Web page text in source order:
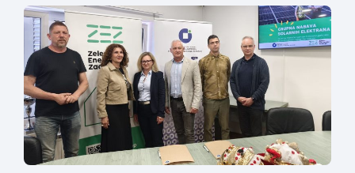
kreditna banka Umag d.d. odobrava članovima Obrtničke
komore Primorsko-goranske županije, a temeljem
Sporazuma o poslovnoj suradnji za 2026. godinu
zaključenog 9. prosinca 2025. godine, prema sljedećem:
Krediti za namjene […]